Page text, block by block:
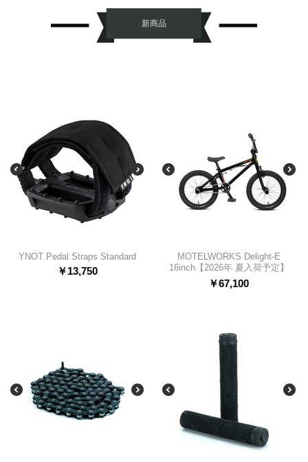
新商品
YNOT Pedal Straps Standard
￥13,750
MOTELWORKS Delight-E
16inch【2026年 夏入荷予定】
￥67,100